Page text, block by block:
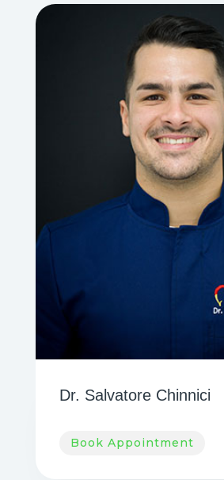
Dr. Salvatore Chinnici
Book Appointment